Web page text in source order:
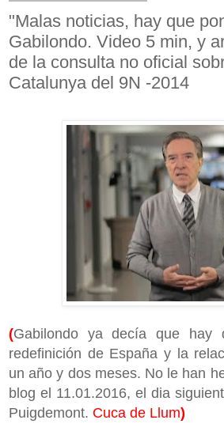
"Malas noticias, hay que
Gabilondo. Video 5 min, y
de la consulta no oficial
Catalunya del 9N -2014
(Gabilondo ya decía que hay
redefinición de España y la
un año y dos meses. No le han
blog el 11.01.2016, el dia
Puigdemont. Cuca de Llum)